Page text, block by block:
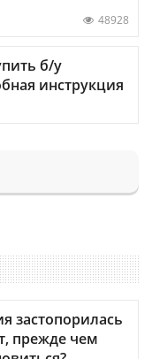
48928
б/у
инструкция
застопорилась
прежде чем